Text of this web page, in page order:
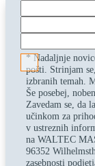
* Nadaljnje
pošti. Strinjam
izbranih temah.
Še posebej,
Zavedam se, da
učinkom za
v ustreznih
na WALTEC
96352
zasebnosti